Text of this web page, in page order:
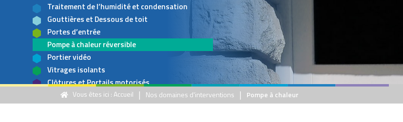
Traitement de l’humidité et condensation
Gouttières et Dessous de toit
Portes d’entrée
Pompe à chaleur réversible
Portier vidéo
Vitrages isolants
Clôtures et Portails motorisés
Vous êtes ici :Accueil | Nos domaines d'interventions | Pompe à chaleur